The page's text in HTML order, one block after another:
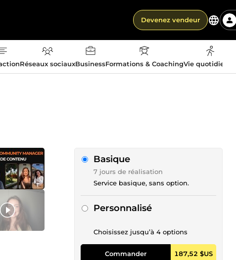
Devenez vendeur
Réseaux sociauxBusinessFormations & CoachingVie
Basique
7 jours de réalisation
Service basique, sans option.
Personnalisé
Choisissez jusqu’à 4 options
Commander 187,52 $US